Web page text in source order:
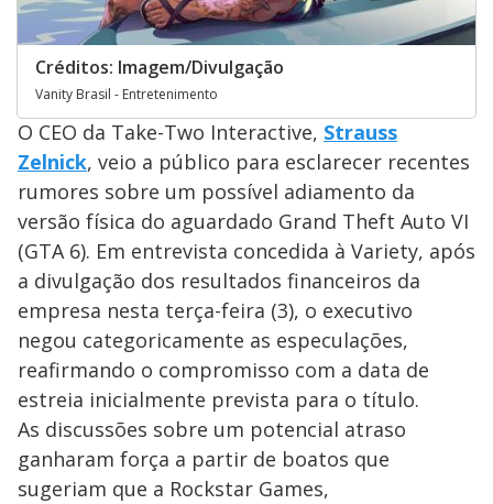
Créditos: Imagem/Divulgação
Vanity Brasil - Entretenimento
O CEO da Take-Two Interactive, Strauss
Zelnick, veio a público para esclarecer recentes
rumores sobre um possível adiamento da
versão física do aguardado Grand Theft Auto VI
(GTA 6). Em entrevista concedida à Variety, após
a divulgação dos resultados financeiros da
empresa nesta terça-feira (3), o executivo
negou categoricamente as especulações,
reafirmando o compromisso com a data de
estreia inicialmente prevista para o título.
As discussões sobre um potencial atraso
ganharam força a partir de boatos que
sugeriam que a Rockstar Games,